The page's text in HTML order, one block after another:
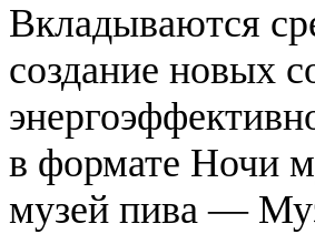
Вкладываются
создание новых
в формате Ночи
музей пива —